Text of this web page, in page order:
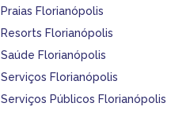
Praias Florianópolis
Resorts Florianópolis
Saúde Florianópolis
Serviços Florianópolis
Serviços Públicos Florianópolis